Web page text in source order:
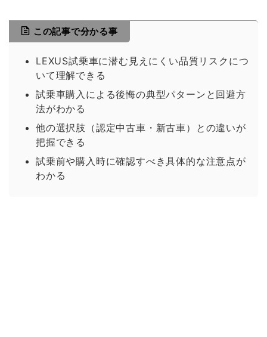
この記事で分かる事
LEXUS試乗車に潜む見えにくい品質リスクにつ
いて理解できる
試乗車購入による後悔の典型パターンと回避方
法がわかる
他の選択肢（認定中古車・新古車）との違いが
把握できる
試乗前や購入時に確認すべき具体的な注意点が
わかる